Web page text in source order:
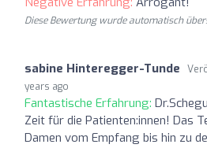
Diese Bewertung wurde automatisch
sabine Hinteregger-Tunde
years ago
Fantastische Erfahrung:
Zeit für die Patienten:innen! Das
Damen vom Empfang bis hin zu